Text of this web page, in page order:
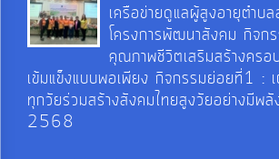
เครือข่ายดูแลผู้สูงอายุตำบล
โครงการพัฒนาสังคม กิจ
คุณภาพชีวิตเสริมสร้างครอ
เข้มแข็งแบบพอเพียง กิจกรรมย่อยที่1 :
ทุกวัยร่วมสร้างสังคมไทยสูงวัยอย่างมีพ
2568